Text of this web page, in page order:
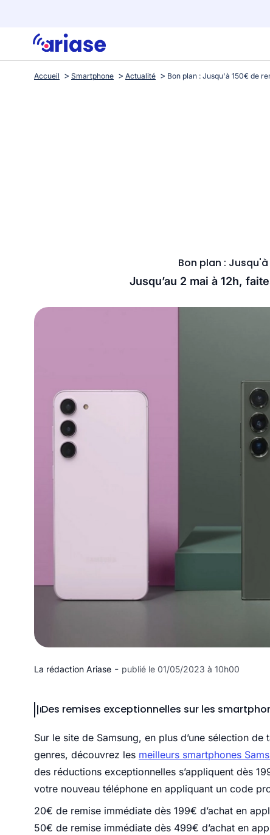
Accueil Smartphone Actualité
Bon plan :
Jusqu’au 2 mai à 12h,
La rédaction Ariase - publié le 01/05/2023 à 10h00
Des remises exceptionnelles sur les
Sur le site de Samsung, en plus d’une sélection
genres, découvrez les meilleurs smartphones
des réductions exceptionnelles s’appliquent dès
votre nouveau téléphone en appliquant un code
20€ de remise immédiate dès 199€ d’achat en
50€ de remise immédiate dès 499€ d’achat en